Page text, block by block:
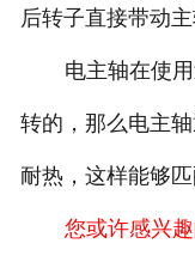
后转子直接带动主
电主轴在使
转的，那么电主
耐热，这样能够
您或许感兴趣